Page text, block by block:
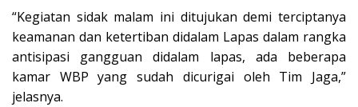
“Kegiatan sidak malam ini ditujukan demi terciptanya
keamanan dan ketertiban didalam Lapas dalam rangka
antisipasi gangguan didalam lapas, ada beberapa
kamar WBP yang sudah dicurigai oleh Tim Jaga,”
jelasnya.